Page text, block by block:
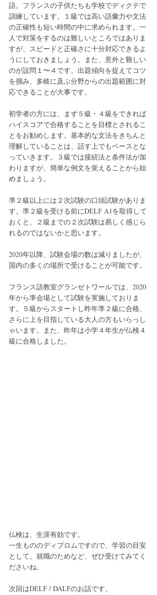
語。フランスの子供たちも学校でディクテで
訓練しています。１級では高い語彙力や文法
の正確性も短い時間の中に求められます。一
人で対策をするのは難しいところではありま
すが、スピードと正確さに十分対応できるよ
うにしておきましょう。また、意外と難しい
のが設問１〜４です。出題傾向を捉えてコツ
を掴み、多岐に及ぶ分野からの出題範囲に対
応できることが大事です。
初学者の方には、まず５級・４級をできれば
ハイスコアで合格することを目標とされるこ
とをお勧めします。基本的な文法をきちんと
理解していることは、話す上でもベースとな
っていきます。３級では接続法と条件法が加
わりますが、簡単な例文を覚えることから始
めましょう。
準２級以上には２次試験の口頭試験がありま
す。準２級を受ける前にDELF A1を取得して
おくと、２級までの２次試験は易しく感じら
れるのではないかと思います。
2020年以降、試験会場の数は減りましたが、
国内の多くの場所で受けることが可能です。
フランス語教室グランゼトワールでは、2020
年から準会場として試験を実施しておりま
す。５級からスタートし昨年準２級に合格、
さらに上を目指している大人の方もいらっし
ゃいます。また、昨年は小学４年生が仏検４
級に合格しました。
仏検は、生涯有効です。
一生もののディプロムですので、学習の目安
として、就職のためなど、ぜひ受けてみてく
ださいね。
次回はDELF / DALFのお話です。